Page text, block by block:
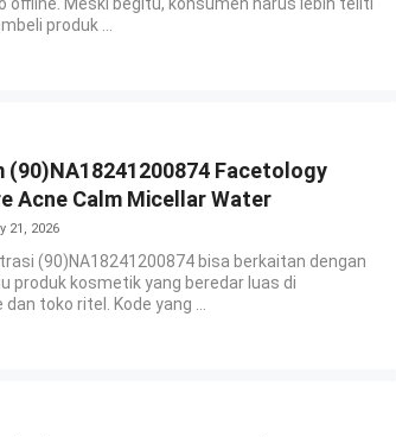
offline. Meski begitu, konsumen harus lebih teliti
produk ...
(90)NA18241200874 Facetology
Acne Calm Micellar Water
21, 2026
(90)NA18241200874 bisa berkaitan dengan
produk kosmetik yang beredar luas di
toko ritel. Kode yang ...